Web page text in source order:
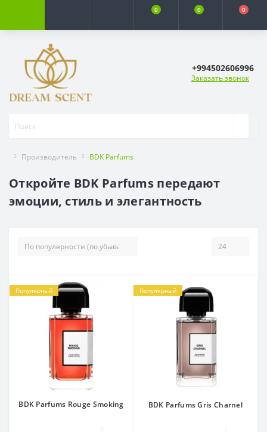
0 0 0
+994502606996
Заказать звонок
Производитель BDK Parfums
Откройте BDK Parfums передают
эмоции, стиль и элегантность
Популярный
BDK Parfums Rouge Smoking
Популярный
BDK Parfums Gris Charnel